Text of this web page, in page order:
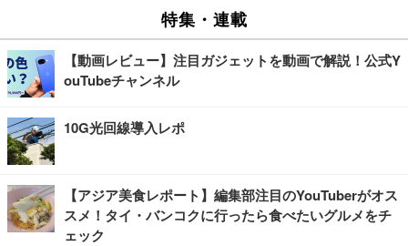
特集・連載
【動画レビュー】注目ガジェットを動画で解説！公式Y
ouTubeチャンネル
10G光回線導入レポ
【アジア美食レポート】編集部注目のYouTuberがオス
スメ！タイ・バンコクに行ったら食べたいグルメをチ
ェック